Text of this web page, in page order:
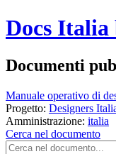
Docs Italia
Documenti
Manuale operativo di
Progetto: Designers
Amministrazione: italia
Cerca nel documento